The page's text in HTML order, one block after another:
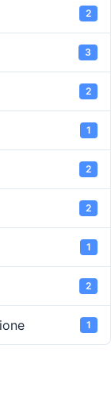
2
3
2
1
2
2
1
2
1